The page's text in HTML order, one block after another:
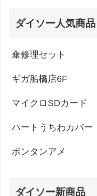
ダイソー人気商品
傘修理セット
ギガ船橋店6F
マイクロSDカード
ハートうちわカバー
ボンタンアメ
ダイソー新商品